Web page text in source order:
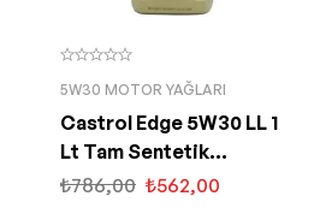
5W30 MOTOR YAĞLARI
Castrol Edge 5W30 LL 1
Lt Tam Sentetik
Partiküllü Motor Yağı
₺786,00 ₺562,00